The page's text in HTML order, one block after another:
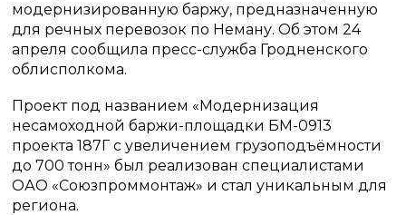
модернизированную баржу, предназначенную
для речных перевозок по Неману. Об этом 24
апреля сообщила пресс-служба Гродненского
облисполкома.
Проект под названием «Модернизация
несамоходной баржи-площадки БМ-0913
проекта 187Г с увеличением грузоподъёмности
до 700 тонн» был реализован специалистами
ОАО «Союзпроммонтаж» и стал уникальным для
региона.